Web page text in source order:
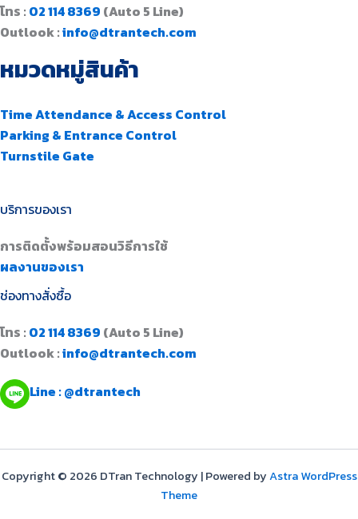
โทร : 02 114 8369 (Auto 5 Line)
Outlook :info@dtrantech.com
หมวดหมู่สินค้า
Time Attendance & Access Control
Parking & Entrance Control
Turnstile Gate
บริการของเรา
การติดตั้งพร้อมสอนวิธีการใช้
ผลงานของเรา
ช่องทางสั่งซื้อ
โทร : 02 114 8369 (Auto 5 Line)
Outlook :info@dtrantech.com
Line : @dtrantech
Copyright © 2026 DTran Technology | Powered byAstra WordPress
Theme